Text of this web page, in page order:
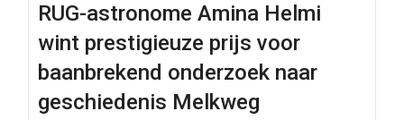
RUG-astronome Amina Helmi
wint prestigieuze prijs voor
baanbrekend onderzoek naar
geschiedenis Melkweg